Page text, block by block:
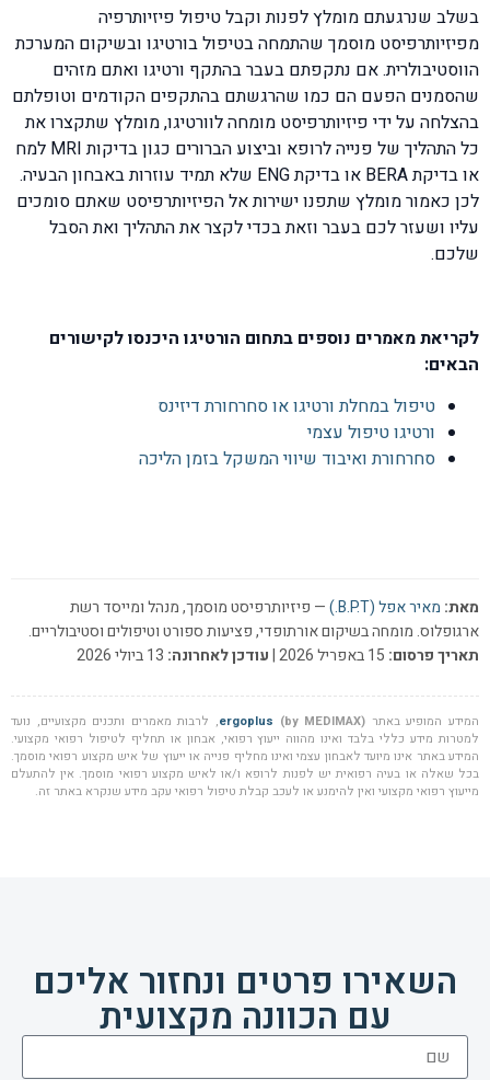
בשלב שנרגעתם מומלץ לפנות וקבל טיפול פיזיותרפיה
מפיזיותרפיסט מוסמך שהתמחה בטיפול בורטיגו ובשיקום המערכת
הווסטיבולרית. אם נתקפתם בעבר בהתקף ורטיגו ואתם מזהים
שהסמנים הפעם הם כמו שהרגשתם בהתקפים הקודמים וטופלתם
בהצלחה על ידי פיזיותרפיסט מומחה לוורטיגו, מומלץ שתקצרו את
כל התהליך של פנייה לרופא וביצוע הברורים כגון בדיקות MRI למח
או בדיקת BERA או בדיקת ENG שלא תמיד עוזרות באבחון הבעיה.
לכן כאמור מומלץ שתפנו ישירות אל הפיזיותרפיסט שאתם סומכים
עליו ושעזר לכם בעבר וזאת בכדי לקצר את התהליך ואת הסבל
שלכם.
לקריאת מאמרים נוספים בתחום הורטיגו היכנסו לקישורים
הבאים:
טיפול במחלת ורטיגו או סחרחורת דיזינס
ורטיגו טיפול עצמי
סחרחורת ואיבוד שיווי המשקל בזמן הליכה
מאת: מאיר אפל (B.P.T.)
— פיזיותרפיסט מוסמך, מנהל ומייסד רשת
ארגופלוס. מומחה בשיקום אורתופדי, פציעות ספורט וטיפולים וסטיבולריים.
תאריך פרסום:
עודכן לאחרונה:
המידע המופיע באתר ergoplus (by MEDIMAX)
, לרבות מאמרים ותכנים מקצועיים, נועד
למטרות מידע כללי בלבד ואינו מהווה ייעוץ רפואי, אבחון או תחליף לטיפול רפואי מקצועי.
המידע באתר אינו מיועד לאבחון עצמי ואינו מחליף פנייה או ייעוץ של איש מקצוע רפואי מוסמך.
בכל שאלה או בעיה רפואית יש לפנות לרופא ו/או לאיש מקצוע רפואי מוסמך. אין להתעלם
מייעוץ רפואי מקצועי ואין להימנע או לעכב קבלת טיפול רפואי עקב מידע שנקרא באתר זה.
השאירו פרטים ונחזור אליכם
עם הכוונה מקצועית